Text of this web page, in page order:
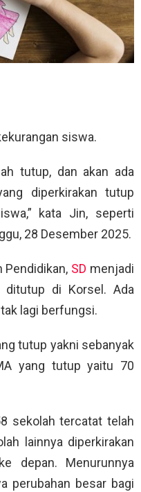
siswa.
tutup, dan akan ada
diperkirakan tutup
kata Jin, seperti
28 Desember 2025.
SD menjadi
ditutup di Korsel. Ada
lagi berfungsi.
tutup yakni sebanyak
yang tutup yaitu 70
sekolah tercatat telah
lainnya diperkirakan
depan. Menurunnya
perubahan besar bagi